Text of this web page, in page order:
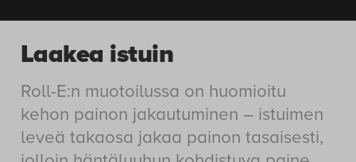
Laakea istuin
Roll-E:n muotoilussa on huomioitu
kehon painon jakautuminen – istuimen
leveä takaosa jakaa painon tasaisesti,